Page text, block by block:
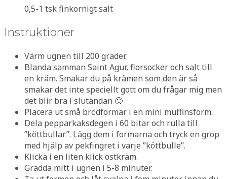
0,5-1 tsk finkornigt salt
Instruktioner
Värm ugnen till 200 grader.
Blanda samman Saint Agur, florsocker och salt till
en kräm. Smakar du på krämen som den är så
smakar det inte speciellt gott om du frågar mig men
det blir bra i slutändan 🙂
Placera ut små brödformar i en mini muffinsform.
Dela pepparkaksdegen i 60 bitar och rulla till
”köttbullar”. Lägg dem i formarna och tryck en grop
med hjälp av pekfingret i varje ”köttbulle”.
Klicka i en liten klick ostkräm.
Grädda mitt i ugnen i 5-8 minuter.